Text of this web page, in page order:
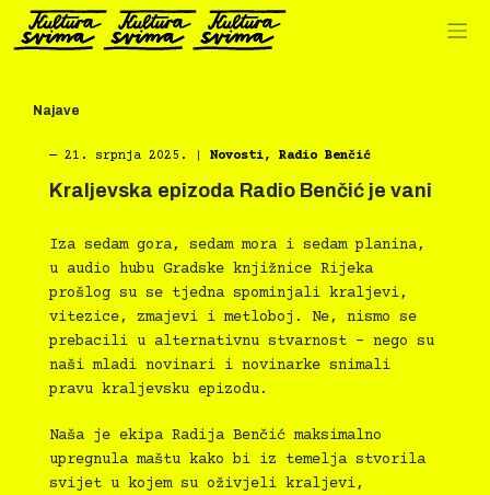
Preskoči
sadržaj
Najave
― 21. srpnja 2025. Novosti, Radio Benčić
Kraljevska epizoda Radio Benčić je vani
Iza sedam gora, sedam mora i sedam planina,
u audio hubu Gradske knjižnice Rijeka
prošlog su se tjedna spominjali kraljevi,
vitezice, zmajevi i metloboj. Ne, nismo se
prebacili u alternativnu stvarnost – nego su
naši mladi novinari i novinarke snimali
pravu kraljevsku epizodu.
Naša je ekipa Radija Benčić maksimalno
upregnula maštu kako bi iz temelja stvorila
svijet u kojem su oživjeli kraljevi,